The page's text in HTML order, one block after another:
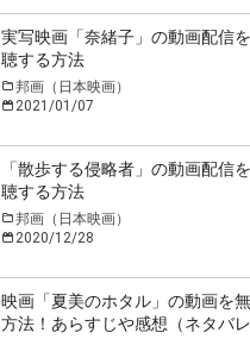
実写映画「奈緒子」の動画配信
聴する方法
邦画（日本映画）
2021/01/07
「散歩する侵略者」の動画配信
聴する方法
邦画（日本映画）
2020/12/28
映画「夏美のホタル」の動画を
方法！あらすじや感想（ネタバ